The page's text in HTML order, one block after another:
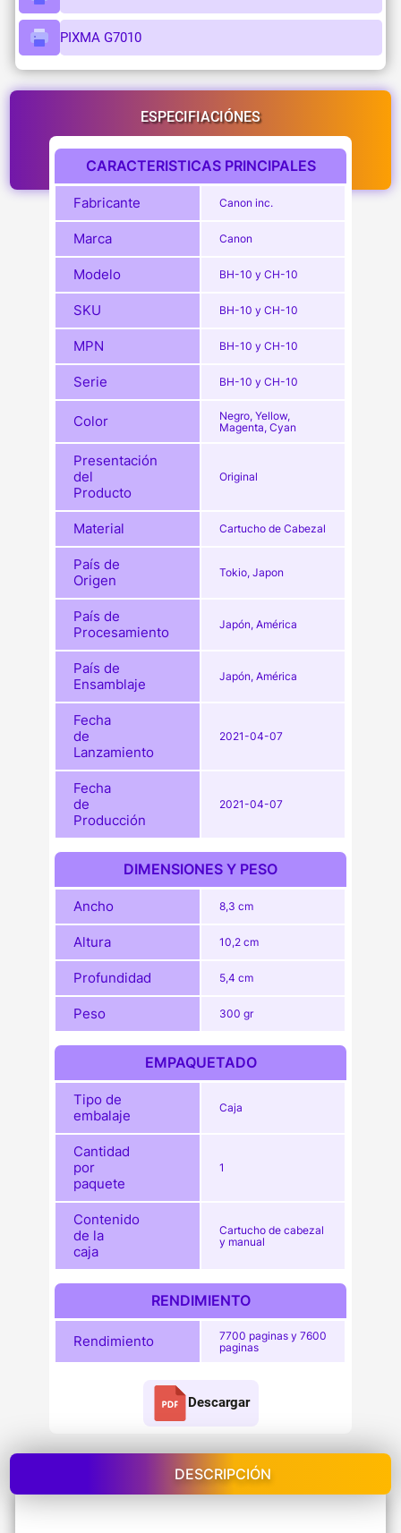
PIXMA G7010
ESPECIFIACIÓNES
CARACTERISTICAS PRINCIPALES
Fabricante Canon inc.
Marca Canon
Modelo BH-10 y CH-10
SKU BH-10 y CH-10
MPN BH-10 y CH-10
Serie BH-10 y CH-10
Color
Negro, Yellow,
Magenta, Cyan
Presentación
del
Producto
Original
Material Cartucho de Cabezal
País de
Origen
Tokio, Japon
País de
Procesamiento
Japón, América
País de
Ensamblaje
Japón, América
Fecha
de
Lanzamiento
2021-04-07
Fecha
de
Producción
2021-04-07
DIMENSIONES Y PESO
Ancho 8,3 cm
Altura 10,2 cm
Profundidad 5,4 cm
Peso 300 gr
EMPAQUETADO
Tipo de
embalaje
Caja
Cantidad
por
paquete
1
Contenido
de la
caja
Cartucho de cabezal
y manual
RENDIMIENTO
Rendimiento
7700 paginas y 7600
paginas
Descargar
DESCRIPCIÓN